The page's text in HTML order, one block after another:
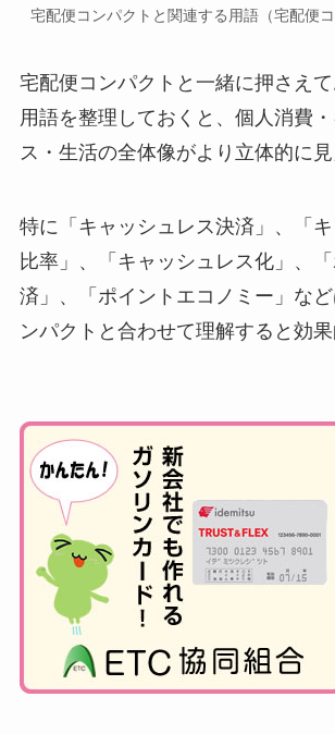
宅配便コンパクトと関連する用語（宅配便
宅配便コンパクトと一緒に押さえ
用語を整理しておくと、個人消費
ス・生活の全体像がより立体的に見
特に「キャッシュレス決済」、「
比率」、「キャッシュレス化」、
済」、「ポイントエコノミー」な
ンパクトと合わせて理解すると効果